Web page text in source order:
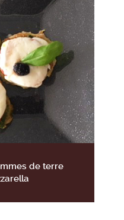
de terre